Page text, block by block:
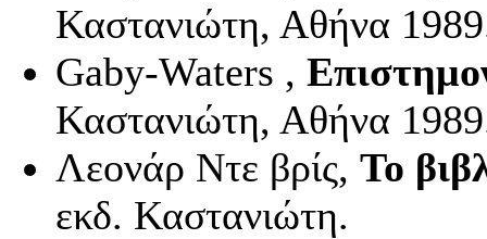
Καστανιώτη, Αθήνα
Gaby-Waters ,
Καστανιώτη, Αθήνα
Λεονάρ Nτε βρίς, Το
εκδ. Καστανιώτη.